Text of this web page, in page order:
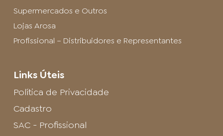
Supermercados e Outros
Lojas Arosa
Profissional – Distribuidores e Representantes
Links Úteis
Política de Privacidade
Cadastro
SAC - Profissional